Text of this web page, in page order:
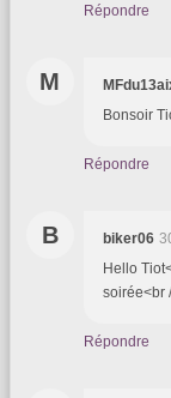
Répondre
M
Bonsoir
Répondre
B biker06
Hello
soirée<br
Répondre